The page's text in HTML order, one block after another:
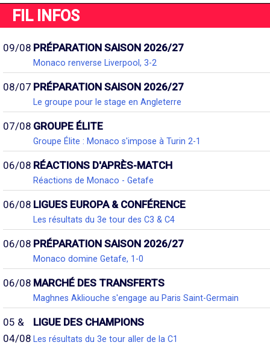
FIL INFOS
09/08 PRÉPARATION SAISON 2026/27
Monaco renverse Liverpool, 3-2
08/07 PRÉPARATION SAISON 2026/27
Le groupe pour le stage en Angleterre
07/08 GROUPE ÉLITE
Groupe Élite : Monaco s'impose à Turin 2-1
06/08 RÉACTIONS D'APRÈS-MATCH
Réactions de Monaco - Getafe
06/08 LIGUES EUROPA & CONFÉRENCE
Les résultats du 3e tour des C3 & C4
06/08 PRÉPARATION SAISON 2026/27
Monaco domine Getafe, 1-0
06/08 MARCHÉ DES TRANSFERTS
Maghnes Akliouche s'engage au Paris Saint-Germain
05 &
04/08
LIGUE DES CHAMPIONS
Les résultats du 3e tour aller de la C1